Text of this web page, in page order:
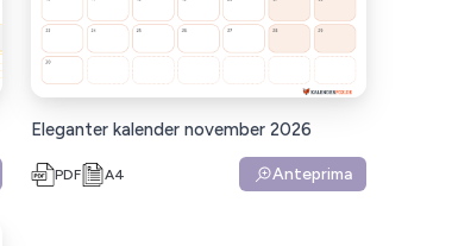
Eleganter kalender november 2026
PDF A4 Anteprima